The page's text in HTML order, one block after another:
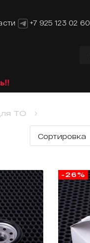
+7 925 123 02 60
ТО
-26%